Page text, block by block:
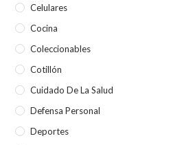
Celulares
Cocina
Coleccionables
Cotillón
Cuidado De La Salud
Defensa Personal
Deportes